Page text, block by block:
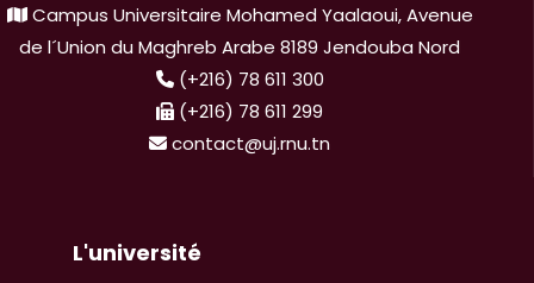
Campus Universitaire Mohamed Yaalaoui, Avenue
de l´Union du Maghreb Arabe 8189 Jendouba Nord
(+216) 78 611 300
(+216) 78 611 299
contact@uj.rnu.tn
L'université